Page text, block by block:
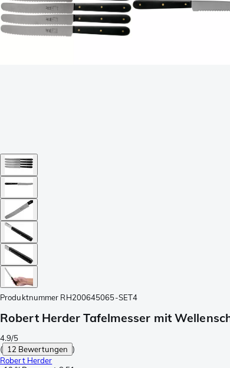
Produktnummer RH200645065-SET4
Robert Herder Tafelmesser mit
4.9/5
( 12 Bewertungen )
Robert Herder